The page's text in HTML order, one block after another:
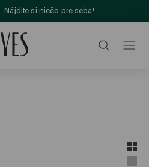
Nájdite si niečo pre seba!